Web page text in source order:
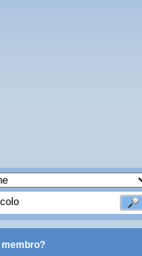
membro?